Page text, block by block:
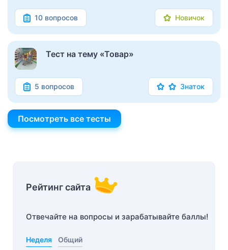
10 вопросов Новичок
Тест на тему «Товар»
5 вопросов Знаток
Посмотреть все тесты
Рейтинг сайта
Отвечайте на вопросы и зарабатывайте баллы!
Неделя Общий